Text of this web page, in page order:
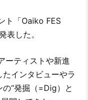
ト「Oaiko FES
表した。
ーティストや新進
インタビューやラ
“発掘（=Dig）と